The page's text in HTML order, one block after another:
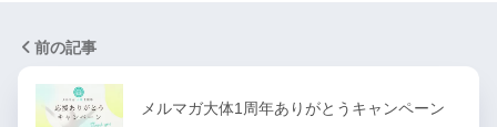
前の記事
メルマガ大体1周年ありがとうキャンペーン